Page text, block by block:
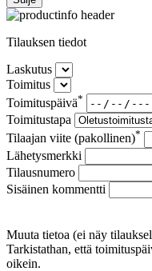
Tilauksen tiedot
Laskutus
Toimitus
Toimituspäivä*
Toimitustapa
Tilaajan viite (pakollinen)*
Lähetysmerkki
Tilausnumero
Sisäinen kommentti
Muuta tietoa (ei näy
Tarkistathan, että
oikein.